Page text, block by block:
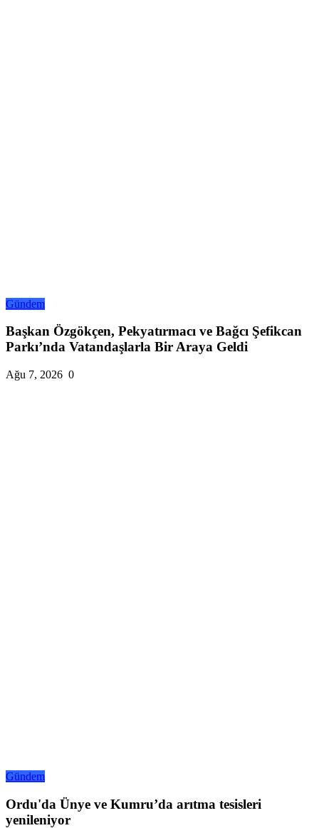
Gündem
Başkan Özgökçen, Pekyatırmacı ve Bağcı Şefikcan
Parkı’nda Vatandaşlarla Bir Araya Geldi
Ağu 7, 2026 0
Gündem
Ordu'da Ünye ve Kumru’da arıtma tesisleri
yenileniyor